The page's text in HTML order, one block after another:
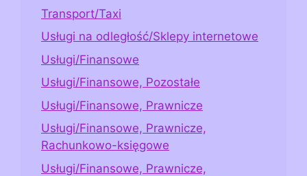
Transport/Taxi
Usługi na odległość/Sklepy internetowe
Usługi/Finansowe
Usługi/Finansowe, Pozostałe
Usługi/Finansowe, Prawnicze
Usługi/Finansowe, Prawnicze,
Rachunkowo-księgowe
Usługi/Finansowe, Prawnicze,